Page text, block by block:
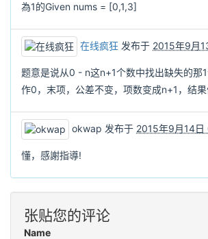
為1的Given nums = [0,1,3]
在线疯狂 发布于 2015年9月
题意是说从0 - n这n+1个数中找出缺失的那
作0，末项，公差不变，项数变成n+1，结
okwap 发布于 2015年9月14日
懂，感謝指導!
张贴您的评论
Name